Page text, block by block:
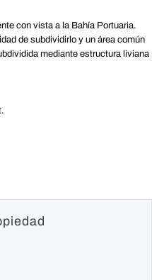
con vista a la Bahía Portuaria.
de subdividirlo y un área común
mediante estructura liviana